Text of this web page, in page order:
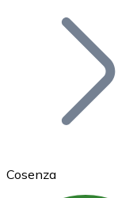
Bitcoin
Cosenza